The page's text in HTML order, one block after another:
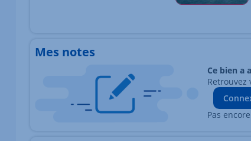
Mes notes
Ce bien a
Retrouvez
Pas